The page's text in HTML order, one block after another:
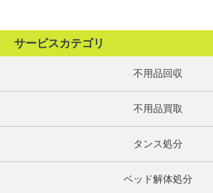
サービスカテゴリ
不用品回収
不用品買取
タンス処分
ベッド解体処分